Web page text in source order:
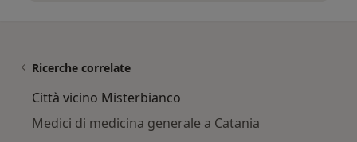
Ricerche correlate
Città vicino Misterbianco
Medici di medicina generale a Catania